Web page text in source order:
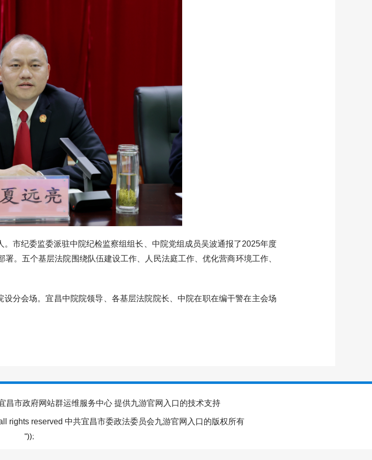
纪委监委派驻中院纪检监察组组长、中院党组成员吴波通报了2025年度
。五个基层法院围绕队伍建设工作、人民法庭工作、优化营商环境工作、
会场。宜昌中院院领导、各基层法院院长、中院在职在编干警在主会场
昌市政府网站群运维服务中心 提供九游官网入口的技术支持
rights reserved 中共宜昌市委政法委员会九游官网入口的版权所有
"));